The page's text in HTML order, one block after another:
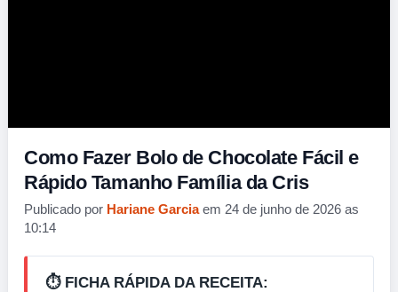
Como Fazer Bolo de Chocolate Fácil e
Rápido Tamanho Família da Cris
Publicado por Hariane Garciaem 24 de junho de 2026 as
10:14
⏱️ FICHA RÁPIDA DA RECEITA: